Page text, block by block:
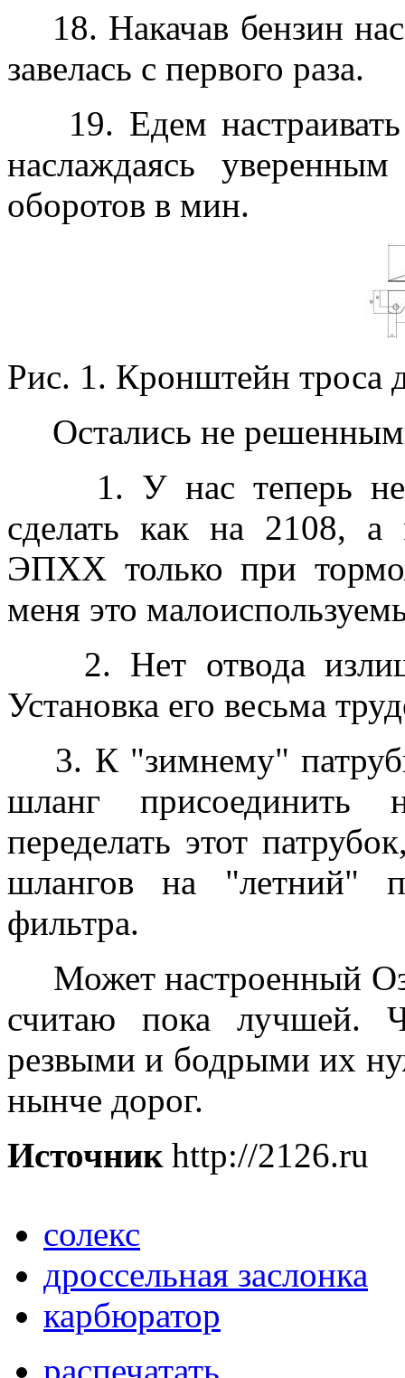
18. Накачав бензин
завелась с первого раза.
19. Едем
наслаждаясь
оборотов в мин.
Рис. 1. Кронштейн троса
Остались не
1. У нас теперь
сделать как на 2108,
ЭПХХ только при
меня это
2. Нет отвода
Установка его весьма
3. К "зимнему"
шланг
переделать этот
шлангов на "летний"
фильтра.
Может настроенный
считаю пока лучшей.
резвыми и бодрыми их
нынче дорог.
Источникhttp://2126.ru
солекс
дроссельная заслонка
карбюратор